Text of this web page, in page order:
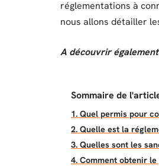
réglementations à
nous allons détailler
A découvrir
Sommaire de
1. Quel permis pour
2. Quelle est la
3. Quelles sont les
4. Comment obtenir